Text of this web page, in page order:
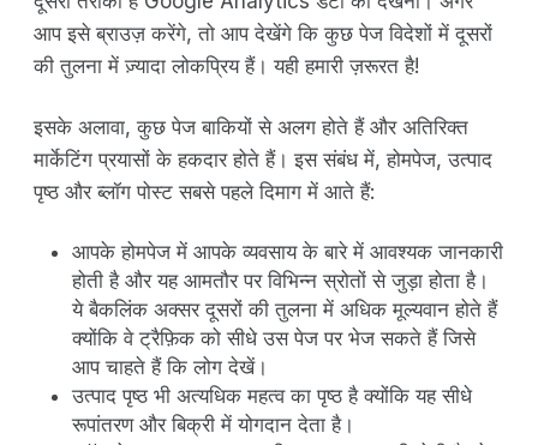
आप इसे ब्राउज़ करेंगे, तो आप देखेंगे कि कुछ पेज विदेशों में दूसरों
की तुलना में ज़्यादा लोकप्रिय हैं। यही हमारी ज़रूरत है!
इसके अलावा, कुछ पेज बाकियों से अलग होते हैं और अतिरिक्त
मार्केटिंग प्रयासों के हकदार होते हैं। इस संबंध में, होमपेज, उत्पाद
पृष्ठ और ब्लॉग पोस्ट सबसे पहले दिमाग में आते हैं:
आपके होमपेज में आपके व्यवसाय के बारे में आवश्यक जानकारी
होती है और यह आमतौर पर विभिन्न स्रोतों से जुड़ा होता है।
ये बैकलिंक अक्सर दूसरों की तुलना में अधिक मूल्यवान होते हैं
क्योंकि वे ट्रैफ़िक को सीधे उस पेज पर भेज सकते हैं जिसे
आप चाहते हैं कि लोग देखें।
उत्पाद पृष्ठ भी अत्यधिक महत्व का पृष्ठ है क्योंकि यह सीधे
रूपांतरण और बिक्री में योगदान देता है।